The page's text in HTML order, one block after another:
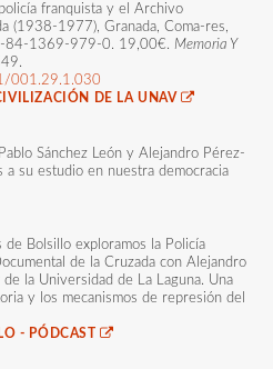
franquista y el Archivo
(1938-1977), Granada, Coma-res,
84-1369-979-0. 19,00€.Memoria Y
001.29.1.030
DE LA UNAV
Sánchez León y Alejandro Pérez-
su estudio en nuestra democracia
de Bolsillo exploramos la Policía
de la Cruzada con Alejandro
la Universidad de La Laguna. Una
y los mecanismos de represión del
- PÓDCAST